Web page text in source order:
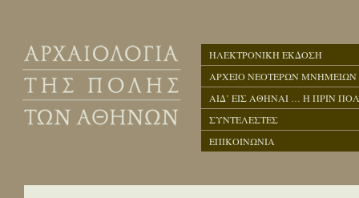
ΗΛΕΚΤΡΟΝΙΚΗ ΕΚΔΟΣΗ
ΑΡΧΕΙΟ ΝΕΟΤΕΡΩΝ ΜΝΗΜΕΙΩΝ
ΑΙΔ’ ΕΙΣ ΑΘΗΝΑΙ … Η ΠΡΙΝ
ΣΥΝΤΕΛΕΣΤΕΣ
ΕΠΙΚΟΙΝΩΝΙΑ